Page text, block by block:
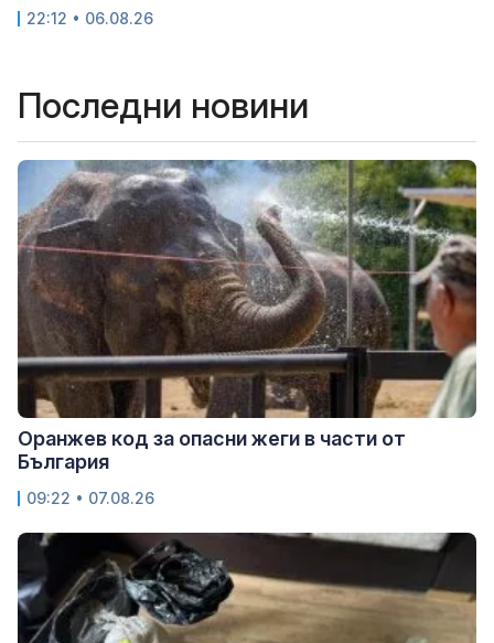
22:12 • 06.08.26
Последни новини
Оранжев код за опасни жеги в части от
България
09:22 • 07.08.26